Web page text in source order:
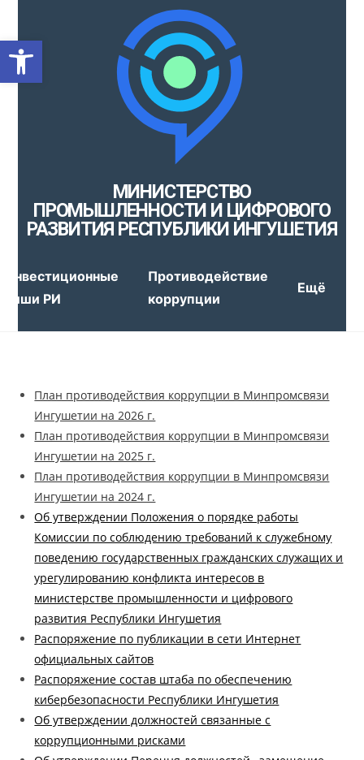
Открыть панель
МИНИСТЕРСТВО
ПРОМЫШЛЕННОСТИ И ЦИФРОВОГО
РАЗВИТИЯ РЕСПУБЛИКИ ИНГУШЕТИЯ
Инвестиционные
ниши РИ
Противодействие
коррупции
Ещё
План противодействия коррупции в Минпромсвязи
Ингушетии на 2026 г.
План противодействия коррупции в Минпромсвязи
Ингушетии на 2025 г.
План противодействия коррупции в Минпромсвязи
Ингушетии на 2024 г.
Об утверждении Положения о порядке работы
Комиссии по соблюдению требований к служебному
поведению государственных гражданских служащих и
урегулированию конфликта интересов в
министерстве промышленности и цифрового
развития Республики Ингушетия
Распоряжение по публикации в сети Интернет
официальных сайтов
Распоряжение состав штаба по обеспечению
кибербезопасности Республики Ингушетия
Об утверждении должностей связанные с
коррупционными рисками